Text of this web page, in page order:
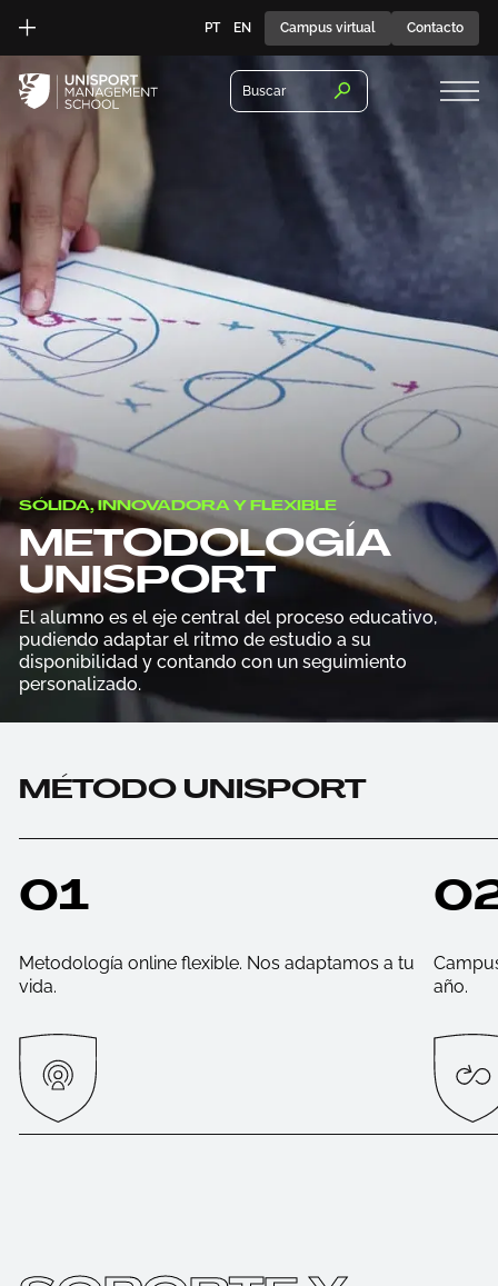
PT EN Campus virtual Contacto
Buscar
SÓLIDA, INNOVADORA Y FLEXIBLE
METODOLOGÍA
UNISPORT
El alumno es el eje central del proceso educativo,
pudiendo adaptar el ritmo de estudio a su
disponibilidad y contando con un seguimiento
personalizado.
MÉTODO UNISPORT
01
Metodología online flexible. Nos adaptamos a tu
vida.
año.